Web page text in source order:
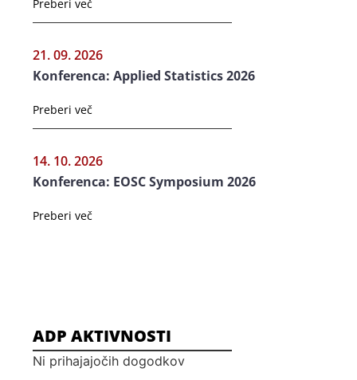
Preberi več
21. 09. 2026
Konferenca: Applied Statistics 2026
Preberi več
14. 10. 2026
Konferenca: EOSC Symposium 2026
Preberi več
ADP AKTIVNOSTI
Ni prihajajočih dogodkov